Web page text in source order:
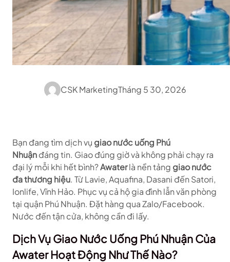
CSK MarketingTháng 5 30, 2026
Bạn đang tìm dịch vụ giao nước uống Phú
Nhuậnđáng tin. Giao đúng giờ và không phải chạy ra
đại lý mỗi khi hết bình?Awaterlà nền tảng giao nước
đa thương hiệu. Từ Lavie, Aquafina, Dasani đến Satori,
Ionlife, Vĩnh Hảo. Phục vụ cả hộ gia đình lẫn văn phòng
tại quận Phú Nhuận. Đặt hàng qua Zalo/Facebook.
Nước đến tận cửa, không cần đi lấy.
Dịch Vụ Giao Nước Uống Phú Nhuận Của
Awater Hoạt Động Như Thế Nào?